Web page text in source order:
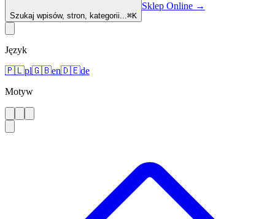
Szukaj wpisów, stron, kategorii...⌘K
Sklep Online →
Język
🇵🇱pl🇬🇧en🇩🇪de
Motyw